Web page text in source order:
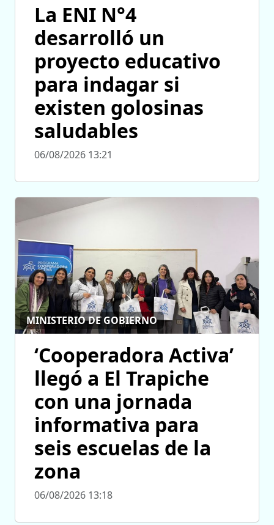
La ENI N°4
desarrolló un
proyecto educativo
para indagar si
existen golosinas
saludables
06/08/2026 13:21
MINISTERIO DE GOBIERNO
‘Cooperadora Activa’
llegó a El Trapiche
con una jornada
informativa para
seis escuelas de la
zona
06/08/2026 13:18